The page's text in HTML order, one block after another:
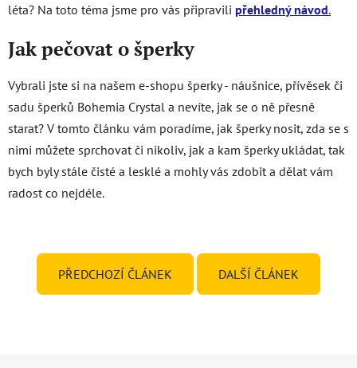
léta? Na toto téma jsme pro vás připravili přehledný návod.
Jak pečovat o šperky
Vybrali jste si na našem e-shopu šperky - náušnice, přívěsek či
sadu šperků Bohemia Crystal a nevíte, jak se o ně přesně
starat? V tomto článku vám poradíme, jak šperky nosit, zda se s
nimi můžete sprchovat či nikoliv, jak a kam šperky ukládat, tak
bych byly stále čisté a lesklé a mohly vás zdobit a dělat vám
radost co nejdéle.
PŘEDCHOZÍ ČLÁNEK DALŠÍ ČLÁNEK